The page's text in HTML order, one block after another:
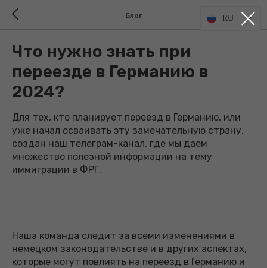
Блог
Что нужно знать при
переезде в Германию в
2024?
Для тех, кто планирует переезд в Германию, или
уже начал осваивать эту замечательную страну,
создан наш телеграм-канал, где мы даем
множество полезной информации на тему
иммиграции в ФРГ.
Наша команда следит за всеми изменениями в
немецком законодательстве и в других аспектах,
которые могут повлиять на переезд в Германию и
RU